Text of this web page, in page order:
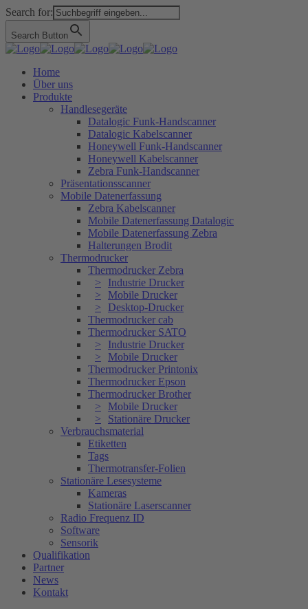
Search for:
Search Button
Home
Über uns
Produkte
Handlesegeräte
Datalogic Funk-Handscanner
Datalogic Kabelscanner
Honeywell Funk-Handscanner
Honeywell Kabelscanner
Zebra Funk-Handscanner
Präsentationsscanner
Mobile Datenerfassung
Zebra Kabelscanner
Mobile Datenerfassung Datalogic
Mobile Datenerfassung Zebra
Halterungen Brodit
Thermodrucker
Thermodrucker Zebra
Industrie Drucker
Mobile Drucker
Desktop-Drucker
Thermodrucker cab
Thermodrucker SATO
Industrie Drucker
Mobile Drucker
Thermodrucker Printonix
Thermodrucker Epson
Thermodrucker Brother
Mobile Drucker
Stationäre Drucker
Verbrauchsmaterial
Etiketten
Tags
Thermotransfer-Folien
Stationäre Lesesysteme
Kameras
Stationäre Laserscanner
Radio Frequenz ID
Software
Sensorik
Qualifikation
Partner
News
Kontakt